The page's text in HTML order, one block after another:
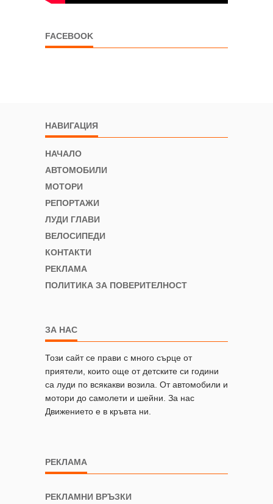
FACEBOOK
НАВИГАЦИЯ
НАЧАЛО
АВТОМОБИЛИ
МОТОРИ
РЕПОРТАЖИ
ЛУДИ ГЛАВИ
ВЕЛОСИПЕДИ
КОНТАКТИ
РЕКЛАМА
ПОЛИТИКА ЗА ПОВЕРИТЕЛНОСТ
ЗА НАС
Този сайт се прави с много сърце от
приятели, които още от детските си години
са луди по всякакви возила. От автомобили и
мотори до самолети и шейни. За нас
Движението е в кръвта ни.
РЕКЛАМА
РЕКЛАМНИ ВРЪЗКИ